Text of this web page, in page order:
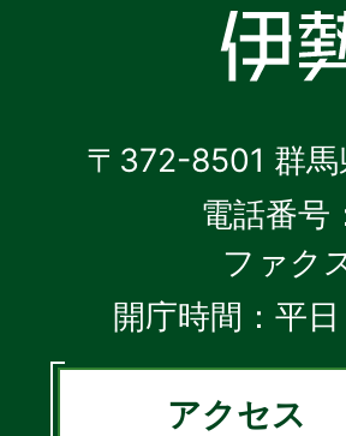
〒372-8501 群
電話番号
ファク
開庁時間：平
アクセス